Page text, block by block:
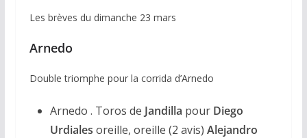
Les brèves du dimanche 23 mars
Arnedo
Double triomphe pour la corrida d’Arnedo
Arnedo . Toros de Jandilla pour Diego
Urdiales oreille, oreille (2 avis) Alejandro